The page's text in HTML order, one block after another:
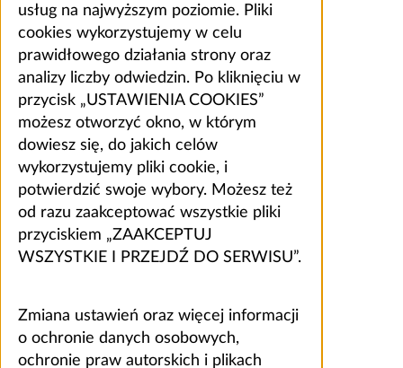
usług na najwyższym poziomie. Pliki
cookies wykorzystujemy w celu
prawidłowego działania strony oraz
analizy liczby odwiedzin. Po kliknięciu w
przycisk „USTAWIENIA COOKIES”
możesz otworzyć okno, w którym
dowiesz się, do jakich celów
wykorzystujemy pliki cookie, i
potwierdzić swoje wybory. Możesz też
od razu zaakceptować wszystkie pliki
przyciskiem „ZAAKCEPTUJ
WSZYSTKIE I PRZEJDŹ DO SERWISU”.
Zmiana ustawień oraz więcej informacji
o ochronie danych osobowych,
ochronie praw autorskich i plikach